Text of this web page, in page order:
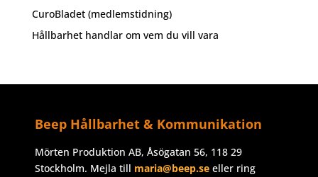
CuroBladet (medlemstidning)
Hållbarhet handlar om vem du vill vara
Beep Hållbarhet & Kommunikation
Mörten Produktion AB, Åsögatan 56, 118 29
Stockholm. Mejla till maria@beep.seeller ring